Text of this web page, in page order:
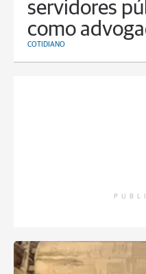
servidores
como
COTIDIANO